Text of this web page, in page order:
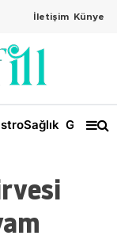
İletişim Künye